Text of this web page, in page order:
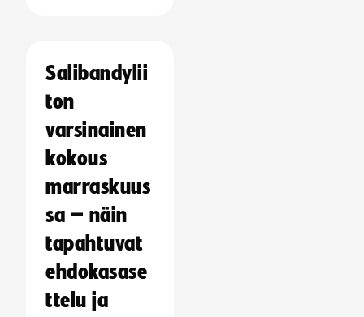
Salibandylii
ton
varsinainen
kokous
marraskuus
sa – näin
tapahtuvat
ehdokasase
ttelu ja